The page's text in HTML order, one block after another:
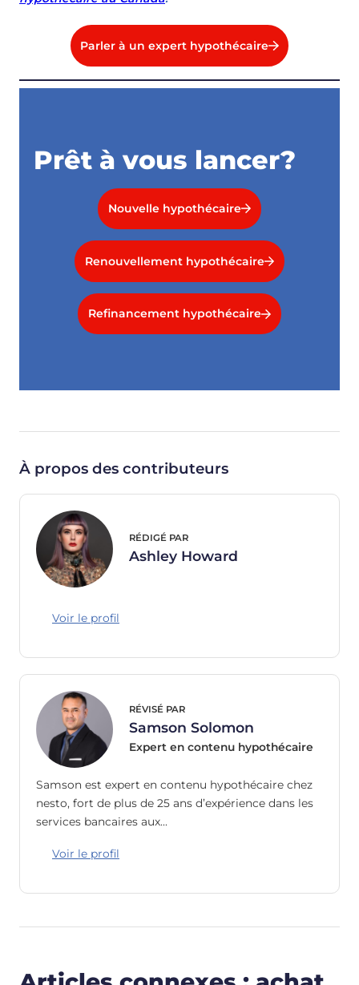
Parler à un expert hypothécaire
Prêt à vous lancer?
Nouvelle hypothécaire
Renouvellement hypothécaire
Refinancement hypothécaire
À propos des contributeurs
RÉDIGÉ PAR
Ashley Howard
Voir le profil
RÉVISÉ PAR
Samson Solomon
Expert en contenu hypothécaire
Samson est expert en contenu hypothécaire chez
nesto, fort de plus de 25 ans d’expérience dans les
services bancaires aux…
Voir le profil